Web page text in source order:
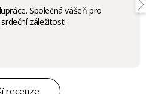
Společná vášeň pro
záležitost!
recenze